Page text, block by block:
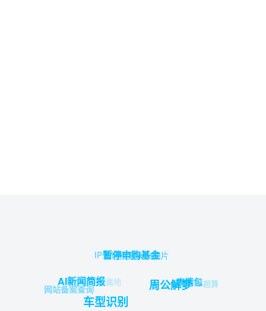
车型识别
AI新闻简报
网站备案查询 周公解梦
暂停申购基金
IP查询
手机号归属地 表情包
指定大小图片
DeepSeek-超算